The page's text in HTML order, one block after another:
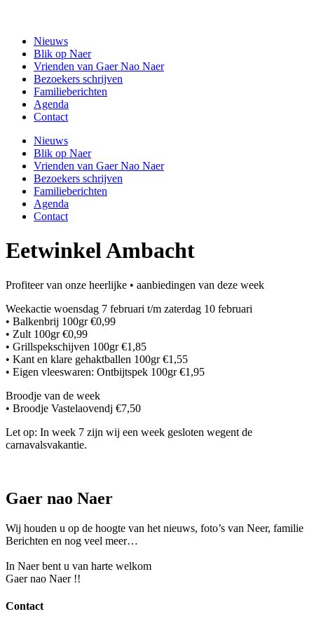
inhoud
Nieuws
Blik op Naer
Vrienden van Gaer Nao Naer
Bezoekers schrijven
Familieberichten
Agenda
Contact
Nieuws
Blik op Naer
Vrienden van Gaer Nao Naer
Bezoekers schrijven
Familieberichten
Agenda
Contact
Eetwinkel Ambacht
Profiteer van onze heerlijke • aanbiedingen van deze week
Weekactie woensdag 7 februari t/m zaterdag 10 februari
• Balkenbrij 100gr €0,99
• Zult 100gr €0,99
• Grillspekschijven 100gr €1,85
• Kant en klare gehaktballen 100gr €1,55
• Eigen vleeswaren: Ontbijtspek 100gr €1,95
Broodje van de week
• Broodje Vastelaovendj €7,50
Let op: In week 7 zijn wij een week gesloten wegent de
carnavalsvakantie.
Gaer nao Naer
Wij houden u op de hoogte van het nieuws, foto’s van Neer, familie
Berichten en nog veel meer…
In Naer bent u van harte welkom
Gaer nao Naer !!
Contact